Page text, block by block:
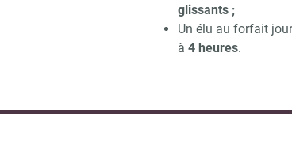
glissants ;
Un élu au forfait
à 4 heures.